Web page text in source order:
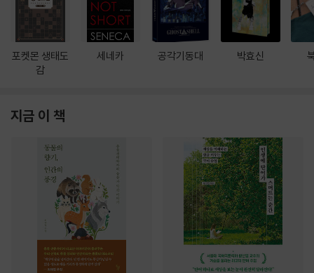
포켓몬 생태도
감
세네카 공각기동대 박효신
지금 이 책